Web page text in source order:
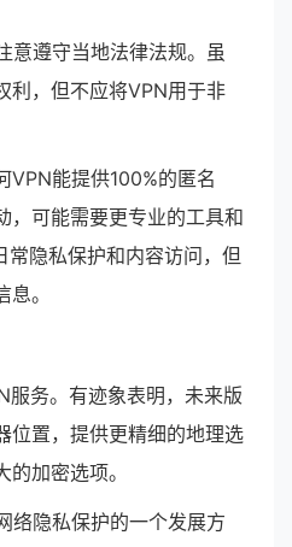
意遵守当地法律法规。虽
利，但不应将VPN用于非
VPN能提供100%的匿名
，可能需要更专业的工具和
隐私保护和内容访问，但
。
服务。有迹象表明，未来版
位置，提供更精细的地理选
加密选项。
络隐私保护的一个发展方